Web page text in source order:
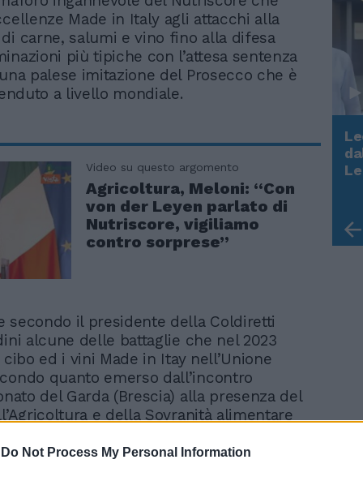
Do Not Process My Personal Information
Made in Italy agli attacchi alla
carne, salumi e vino fino alla difesa
più tipiche con l’attesa sentenza
palese imitazione del Prosecco che è
a livello mondiale.
Video su questo argomento
Agricoltura, Meloni: “Con
von der Leyen parlato di
Nutriscore, vigiliamo
contro sorprese”
secondo il presidente della Coldiretti
alcune delle battaglie che nel 2023
ed i vini Made in Itay nell’Unione
quanto emerso dall’incontro
del Garda (Brescia) alla presenza del
e della Sovranità alimentare
Rudy Giuliani a Come States?
Trump, Meloni e la strategia
americana